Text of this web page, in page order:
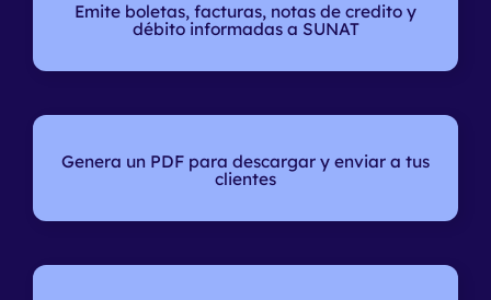
Emite boletas, facturas, notas de credito y
débitoinformadas a SUNAT
Genera un PDF para descargar y enviar a tus
clientes